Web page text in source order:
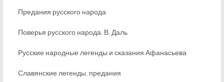
Предания русского народа
Поверья русского народа. В. Даль
Русские народные легенды и сказания Афанасьева
Славянские легенды, предания